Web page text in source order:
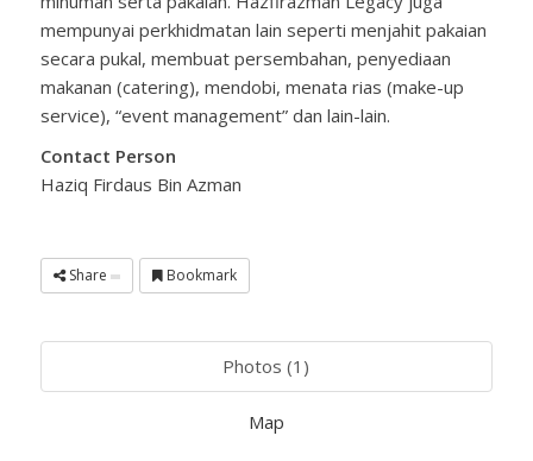
mempunyai perkhidmatan lain seperti menjahit pakaian
secara pukal, membuat persembahan, penyediaan
makanan (catering), mendobi, menata rias (make-up
service), “event management” dan lain-lain.
Contact Person
Haziq Firdaus Bin Azman
Share Bookmark
Photos (1)
Map